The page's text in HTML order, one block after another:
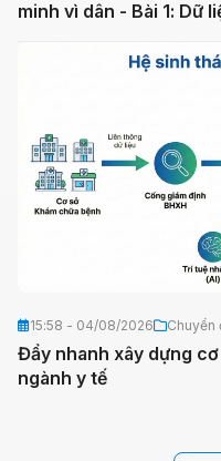
minh vì dân - Bài 1: Dữ
15:58 - 04/08/2026 Chuyển
Đẩy nhanh xây dựng
ngành y tế